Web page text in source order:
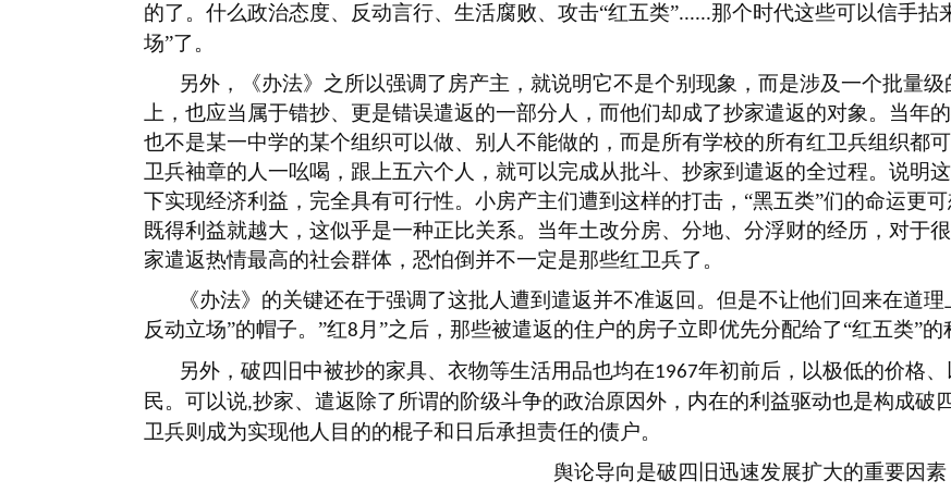
的了。什么政治态度、反动言行、生活腐败、攻击“红五类”......那个时代这些可以信手拈
场”了。
另外，《办法》之所以强调了房产主，就说明它不是个别现象，而是涉及一个批量
上，也应当属于错抄、更是错误遣返的一部分人，而他们却成了抄家遣返的对象。当年
也不是某一中学的某个组织可以做、别人不能做的，而是所有学校的所有红卫兵组织都
卫兵袖章的人一吆喝，跟上五六个人，就可以完成从批斗、抄家到遣返的全过程。说明
下实现经济利益，完全具有可行性。小房产主们遭到这样的打击， “黑五类”们的命运更
既得利益就越大，这似乎是一种正比关系。当年土改分房、分地、分浮财的经历，对于
家遣返热情最高的社会群体，恐怕倒并不一定是那些红卫兵了。
《办法》的关键还在于强调了这批人遭到遣返并不准返回。但是不让他们回来在道
反动立场”的帽子。”红8 月”之后，那些被遣返的住户的房子立即优先分配给了“红五类”
另外，破四旧中被抄的家具、衣物等生活用品也均在1967年初前后，以极低的价格
民。可以说,抄家、遣返除了所谓的阶级斗争的政治原因外，内在的利益驱动也是构成破
卫兵则成为实现他人目的的棍子和日后承担责任的债户。
舆论导向是破四旧迅速发展扩大的重要因素